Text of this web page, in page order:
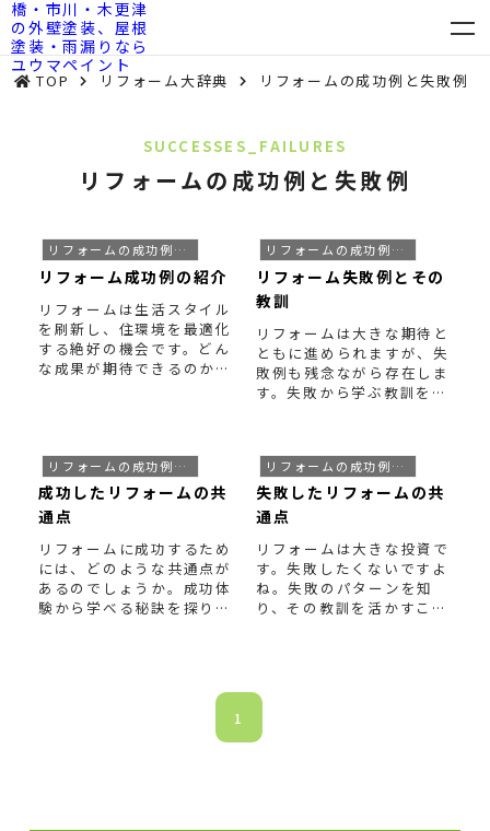
TOP リフォーム大辞典 リフォームの成功例と失敗例
SUCCESSES_FAILURES
リフォームの成功例と失敗例
リフォームの成功例と失敗例
リフォーム成功例の紹介
リフォームは生活スタイル
を刷新し、住環境を最適化
する絶好の機会です。どん
な成果が期待できるのか、
リフォームの成功例と失敗例
リフォーム失敗例とその
教訓
リフォームは大きな期待と
ともに進められますが、失
敗例も残念ながら存在しま
す。失敗から学ぶ教訓を通
リフォームの成功例と失敗例
成功したリフォームの共
通点
リフォームに成功するため
には、どのような共通点が
あるのでしょうか。成功体
験から学べる秘訣を探り、
リフォームの成功例と失敗例
失敗したリフォームの共
通点
リフォームは大きな投資で
す。失敗したくないですよ
ね。失敗のパターンを知
り、その教訓を活かすこと
1